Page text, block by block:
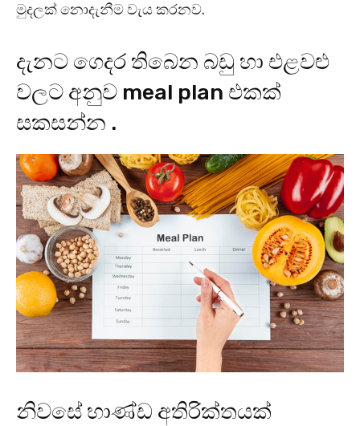
මුදලක් නොදැනීම වැය කරනව.
දැනට ගෙදර තිබෙන බඩු හා එළවළු
වලට අනුව meal plan එකක්
සකසන්න .
නිවසේ භාණ්ඩ අතිරික්තයක්